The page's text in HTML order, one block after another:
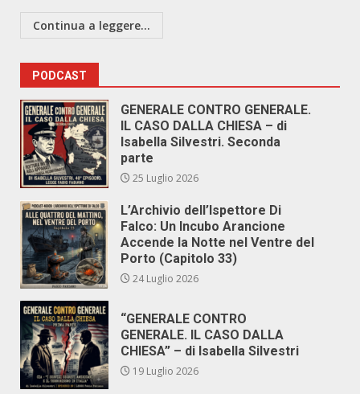
Continua a leggere...
PODCAST
GENERALE CONTRO GENERALE.
IL CASO DALLA CHIESA – di
Isabella Silvestri. Seconda
parte
25 Luglio 2026
L’Archivio dell’Ispettore Di
Falco: Un Incubo Arancione
Accende la Notte nel Ventre del
Porto (Capitolo 33)
24 Luglio 2026
“GENERALE CONTRO
GENERALE. IL CASO DALLA
CHIESA” – di Isabella Silvestri
19 Luglio 2026